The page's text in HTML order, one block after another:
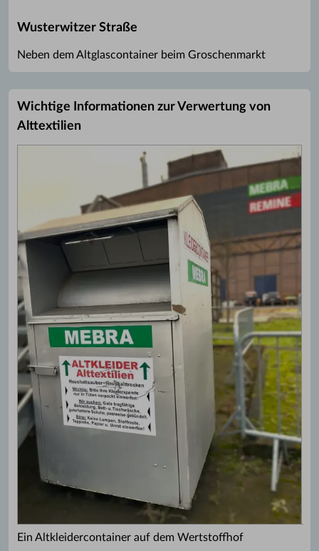
Wusterwitzer Straße
Neben dem Altglascontainer beim Groschenmarkt
Wichtige Informationen zur Verwertung von
Alttextilien
Ein Altkleidercontainer auf dem Wertstoffhof